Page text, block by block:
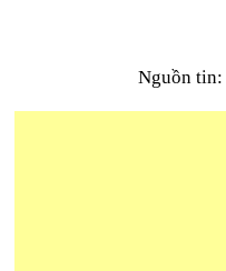
Nguồn tin: